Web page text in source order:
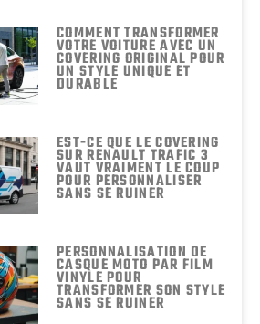
COMMENT TRANSFORMER
VOTRE VOITURE AVEC UN
COVERING ORIGINAL POUR
UN STYLE UNIQUE ET
DURABLE
EST-CE QUE LE COVERING
SUR RENAULT TRAFIC 3
VAUT VRAIMENT LE COUP
POUR PERSONNALISER
SANS SE RUINER
PERSONNALISATION DE
CASQUE MOTO PAR FILM
VINYLE POUR
TRANSFORMER SON STYLE
SANS SE RUINER